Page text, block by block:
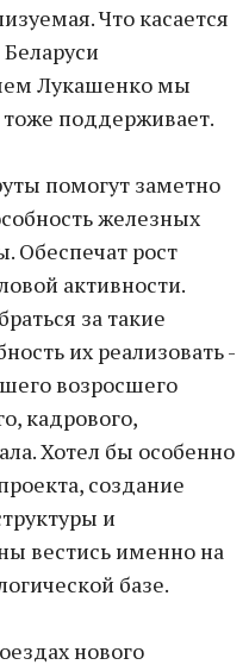
Что касается
Лукашенко мы
тоже поддерживает.
помогут заметно
железных
Обеспечат рост
активности.
за такие
их реализовать -
возросшего
кадрового,
Хотел бы особенно
создание
и
вестись именно на
базе.
нового